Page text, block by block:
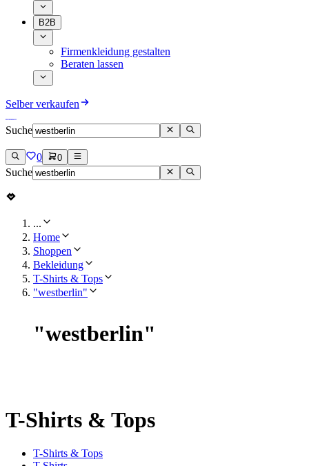
B2B
Firmenkleidung gestalten
Beraten lassen
Selber verkaufen
Suche
0 0
Suche
...
Home
Shoppen
Bekleidung
T-Shirts & Tops
"westberlin"
"westberlin"
T-Shirts & Tops
T-Shirts & Tops